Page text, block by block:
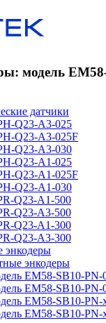
модель
датчики
Q23-A3-025
Q23-A3-025F
Q23-A3-030
Q23-A1-025
Q23-A1-025F
Q23-A1-030
Q23-A1-500
Q23-A3-500
Q23-A1-300
Q23-A3-300
энкодеры
энкодеры
EM58-SB10-
EM58-SB10-
EM58-SB10-
EM58-SB10-